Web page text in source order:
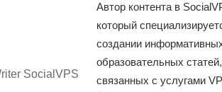
Автор контента в
который
создании
образовательных статей,
связанных с услугами